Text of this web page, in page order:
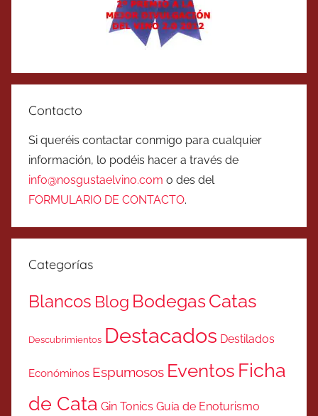
Contacto
Si queréis contactar conmigo para cualquier
información, lo podéis hacer a través de
info@nosgustaelvino.com o des del
FORMULARIO DE CONTACTO.
Categorías
Blancos Blog BodegasCatas
Descubrimientos Destacados Destilados
Económinos Espumosos Eventos Ficha
de Cata Gin Tonics Guía de Enoturismo